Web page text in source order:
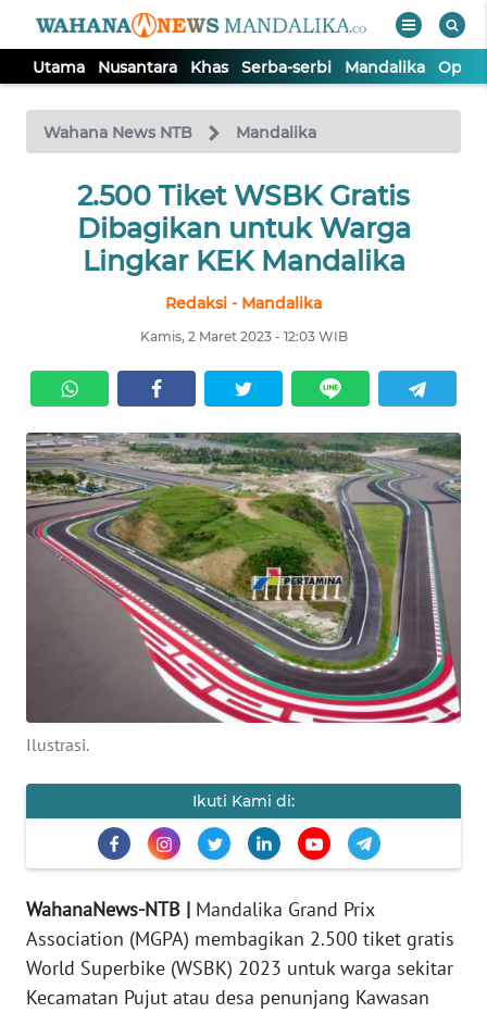
Utama Nusantara Khas Serba-serbi Mandalika Opini
Wahana News NTB Mandalika
2.500 Tiket WSBK Gratis
Dibagikan untuk Warga
Lingkar KEK Mandalika
Redaksi - Mandalika
Kamis, 2 Maret 2023 - 12:03 WIB
Ilustrasi.
Ikuti Kami di:
WahanaNews-NTB | Mandalika Grand Prix
Association (MGPA) membagikan 2.500 tiket gratis
World Superbike (WSBK) 2023 untuk warga sekitar
Kecamatan Pujut atau desa penunjang Kawasan
TV
Tutup
UTAMA
NUSANTARA
SERBA-
SERBI
MANDALIKA
OPINI
KAMI
INFO
TENTANG
PEDOMAN
MEDIA
SIBER